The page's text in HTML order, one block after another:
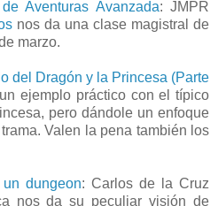
Aventuras Avanzada: JMPR
nos da una clase magistral de
marzo.
del Dragón y la Princesa (Parte
ejemplo práctico con el típico
pero dándole un enfoque
Valen la pena también los
dungeon: Carlos de la Cruz
nos da su peculiar visión de